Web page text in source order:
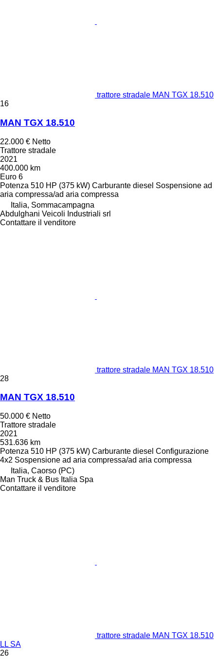
trattore stradale MAN TGX 18.510
16
MAN TGX 18.510
22.000 € Netto
Trattore stradale
2021
400.000 km
Euro 6
Potenza 510 HP (375 kW) Carburante diesel Sospensione ad
aria compressa/ad aria compressa
Italia, Sommacampagna
Abdulghani Veicoli Industriali srl
Contattare il venditore
trattore stradale MAN TGX 18.510
28
MAN TGX 18.510
50.000 € Netto
Trattore stradale
2021
531.636 km
Potenza 510 HP (375 kW) Carburante diesel Configurazione
4x2 Sospensione ad aria compressa/ad aria compressa
Italia, Caorso (PC)
Man Truck & Bus Italia Spa
Contattare il venditore
trattore stradale MAN TGX 18.510
LL SA
26